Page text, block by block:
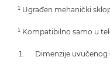
¹ Ugrađen mehanički
¹ Kompatibilno samo u
Dimenzije uvučenog